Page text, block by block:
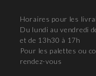
Horaires pour les
Du lundi au vendredi
et de 13h30 à 17h
Pour les palettes ou
rendez-vous